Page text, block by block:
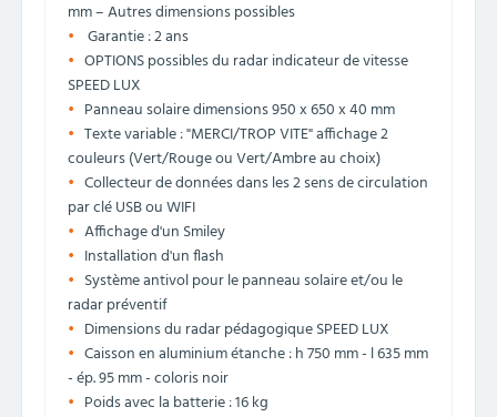
mm – Autres dimensions possibles
Garantie : 2 ans
OPTIONS possibles du radar indicateur de vitesse
SPEED LUX
Panneau solaire dimensions 950 x 650 x 40 mm
Texte variable : "MERCI/TROP VITE" affichage 2
couleurs (Vert/Rouge ou Vert/Ambre au choix)
Collecteur de données dans les 2 sens de circulation
par clé USB ou WIFI
Affichage d'un Smiley
Installation d'un flash
Système antivol pour le panneau solaire et/ou le
radar préventif
Dimensions du radar pédagogique SPEED LUX
Caisson en aluminium étanche : h 750 mm - l 635 mm
- ép. 95 mm - coloris noir
Poids avec la batterie : 16 kg